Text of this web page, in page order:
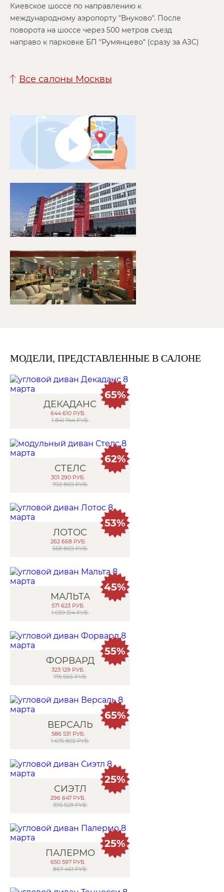
Киевское шоссе по направлению к
международному аэропорту "Внуково". После
поворота на шоссе через 500 метров съезд
направо к парковке БП "Румянцево" (сразу за АЗС)
Все салоны Москвы
МОДЕЛИ, ПРЕДСТАВЛЕННЫЕ В САЛОНЕ
ДЕКАДАНС
644 610 РУБ.
1 841 744 РУБ.
65%
СТЕЛС
301 290 РУБ.
792 869 РУБ.
62%
ЛОТОС
262 668 РУБ.
558 869 РУБ.
53%
МАЛЬТА
571 623 РУБ.
1 039 314 РУБ.
45%
ФОРВАРД
323 129 РУБ.
715 566 РУБ.
55%
ВЕРСАЛЬ
586 531 РУБ.
1 675 802 РУБ.
65%
СИЭТЛ
296 647 РУБ.
395 528 РУБ.
25%
ПАЛЕРМО
650 597 РУБ.
867 461 РУБ.
25%